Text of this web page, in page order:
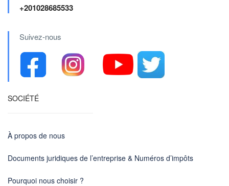
+201028685533
Suivez-nous
SOCIÉTÉ
À propos de nous
Documents juridiques de l’entreprise & Numéros d’impôts
Pourquoi nous choisir ?